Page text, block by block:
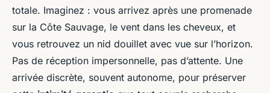
totale. Imaginez : vous arrivez après une promenade
sur la Côte Sauvage, le vent dans les cheveux, et
vous retrouvez un nid douillet avec vue sur l’horizon.
Pas de réception impersonnelle, pas d’attente. Une
arrivée discrète, souvent autonome, pour préserver